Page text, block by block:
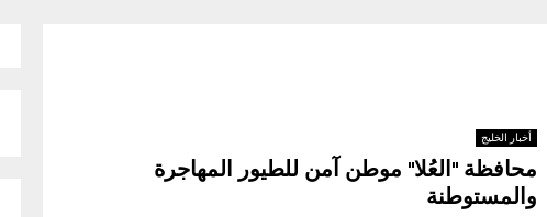
أخبار الخليج
محافظة "العُلا" موطن آمن للطيور المهاجرة
والمستوطنة